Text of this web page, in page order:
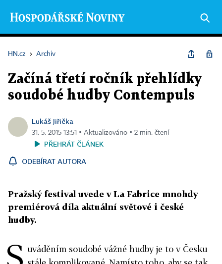
HN.cz › Archiv
Začíná třetí ročník přehlídky
soudobé hudby Contempuls
Lukáš Jiřička
31. 5. 2015 13:51 ▪ Aktualizováno ▪ 2 min. čtení
PŘEHRÁT ČLÁNEK
ODEBÍRAT AUTORA
Pražský festival uvede v La Fabrice mnohdy
premiérová díla aktuální světové i české
hudby.
S uváděním soudobé vážné hudby je to v Česku